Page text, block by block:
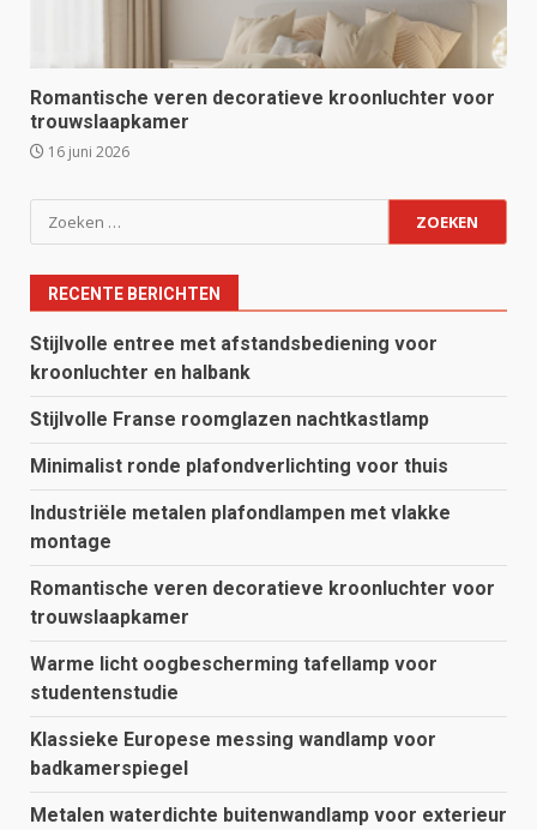
Romantische veren decoratieve kroonluchter voor
trouwslaapkamer
16 juni 2026
Zoeken
naar:
RECENTE BERICHTEN
Stijlvolle entree met afstandsbediening voor
kroonluchter en halbank
Stijlvolle Franse roomglazen nachtkastlamp
Minimalist ronde plafondverlichting voor thuis
Industriële metalen plafondlampen met vlakke
montage
Romantische veren decoratieve kroonluchter voor
trouwslaapkamer
Warme licht oogbescherming tafellamp voor
studentenstudie
Klassieke Europese messing wandlamp voor
badkamerspiegel
Metalen waterdichte buitenwandlamp voor exterieur